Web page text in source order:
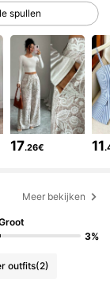
spullen
17.26€ 11
Meer bekijken
3%
outfits(2)